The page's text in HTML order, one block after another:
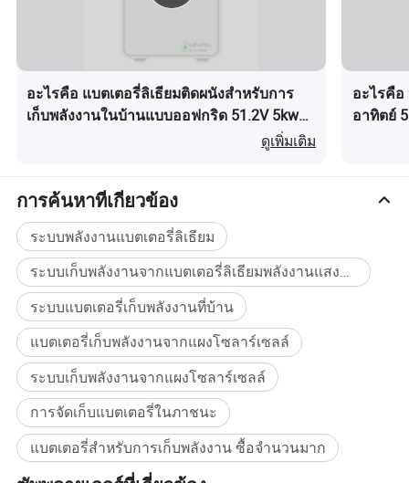
MSDS,UN38.3.CE
ข้อมูลจำเพาะ
อะไรคือ แบตเตอรี่ลิเธียมติดผนังสำหรับการ
เก็บพลังงานในบ้านแบบออฟกริด 51.2V 5kwh
ดูเพิ่มเติม
อะไรคือ
อาทิตย์
การค้นหาที่เกี่ยวข้อง
ระบบพลังงานแบตเตอรี่ลิเธียม
ระบบเก็บพลังงานจากแบตเตอรี่ลิเธียมพลังงานแสงอาทิตย์
ระบบแบตเตอรี่เก็บพลังงานที่บ้าน
แบตเตอรี่เก็บพลังงานจากแผงโซลาร์เซลล์
ระบบเก็บพลังงานจากแผงโซลาร์เซลล์
การจัดเก็บแบตเตอรี่ในภาชนะ
แบตเตอรี่สำหรับการเก็บพลังงาน ซื้อจำนวนมาก